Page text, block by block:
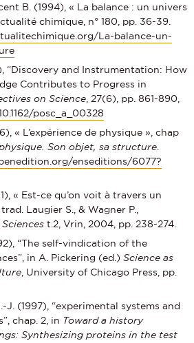
B. (1994), « La balance : un univers
chimique, n° 180, pp. 36-39.
La-balance-un-
“Discovery and Instrumentation: How
Contributes to Progress in
on Science, 27(6), pp. 861-890,
posc_a_00328
« L’expérience de physique », chap
Son objet, sa structure.
enseditions/6077?
« Est-ce qu’on voit à travers un
Laugier S., & Wagner P.,
t.2, Vrin, 2004, pp. 238-274.
“The self-vindication of the
in A. Pickering (ed.) Science as
, University of Chicago Press, pp.
J. (1997), “experimental systems and
chap. 2, in Toward a history
Synthesizing proteins in the test